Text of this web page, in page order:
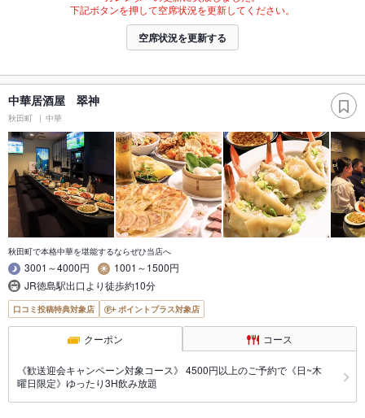
下記ボタンを押して空席状況を更新してください。
空席状況を更新する
中華居酒屋 翠神
秋田町 中華
秋田町で本格中華を堪能するならぜひ当店へ
3001～4000円
1001～1500円
JR徳島駅出口より徒歩約10分
口コミ投稿特典対象店 ポイントプラス対象店
クーポン コース
《歓送迎会キャンペーン対象コース》 4500円以上のご予約で《日~木
曜日限定》ゆったり3H飲み放題